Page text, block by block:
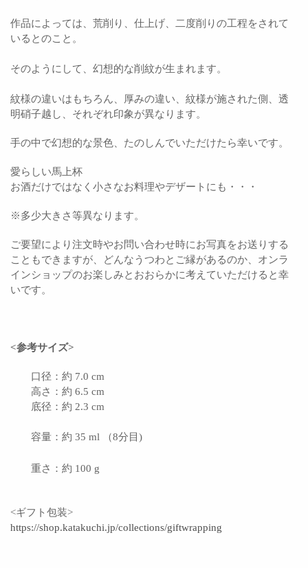
作品によっては、荒削り、仕上げ、二度削りの工程をされて
いるとのこと。
そのようにして、幻想的な削紋が生まれます。
紋様の違いはもちろん、厚みの違い、紋様が施された側、透
明硝子越し、それぞれ印象が異なります。
手の中で幻想的な景色、たのしんでいただけたら幸いです。
愛らしい馬上杯
お酒だけではなく小さなお料理やデザートにも・・・
※多少大きさ等異なります。
ご要望により注文時やお問い合わせ時にお写真をお送りする
こともできますが、どんなうつわとご縁があるのか、オンラ
インショップのお楽しみとおおらかに考えていただけると幸
いです。
<参考サイズ>
口径：約 7.0 cm
高さ：約 6.5 cm
底径：約 2.3 cm
容量：約 35 ml （8分目)
重さ：約 100 g
<ギフト包装>
https://shop.katakuchi.jp/collections/giftwrapping